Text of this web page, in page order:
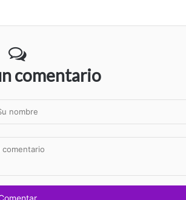
comentario